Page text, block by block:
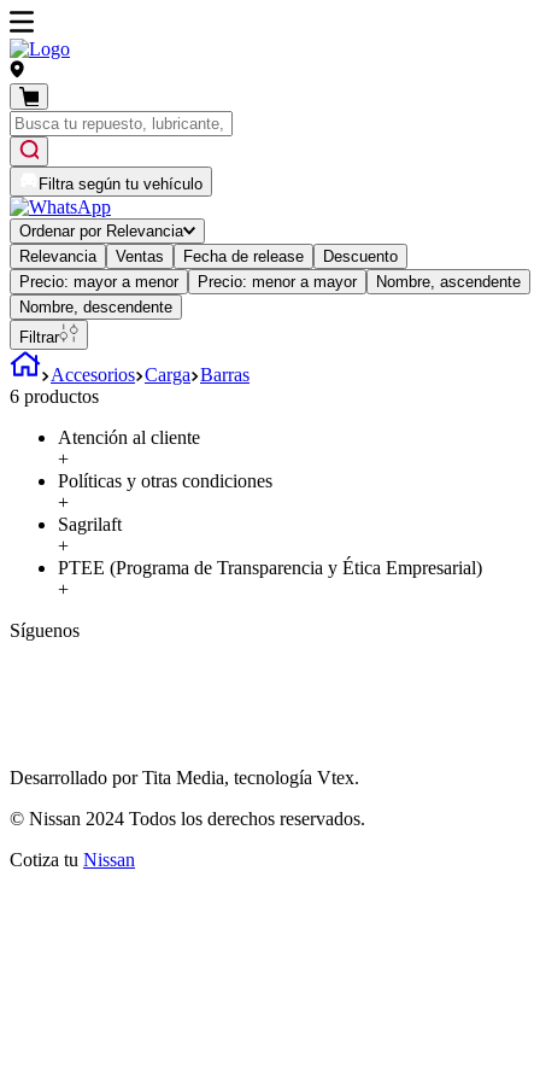
Filtra según tu vehículo
Ordenar por Relevancia
Relevancia
Ventas Fecha de release
Descuento
Precio: mayor a menor
Precio: menor a mayor
Nombre, ascendente
Nombre, descendente
Filtrar
Accesorios Carga Barras
6 productos
Atención al cliente
+
Políticas y otras condiciones
+
Sagrilaft
+
PTEE (Programa de Transparencia y Ética Empresarial)
+
Síguenos
Desarrollado por Tita Media, tecnología Vtex.
© Nissan 2024 Todos los derechos reservados.
Cotiza tu Nissan